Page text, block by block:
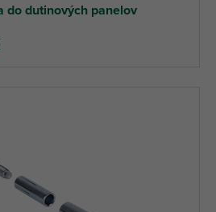
do dutinových panelov